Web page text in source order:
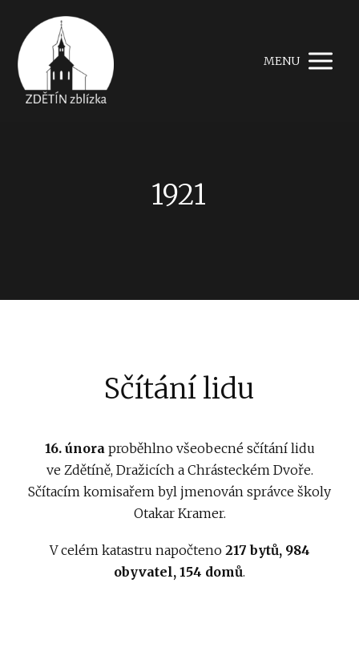
MENU
1921
Sčítání lidu
16. února proběhlno všeobecné sčítání lidu
ve Zdětíně, Dražicích a Chrásteckém Dvoře.
Sčítacím komisařem byl jmenován správce školy
Otakar Kramer.
V celém katastru napočteno 217 bytů, 984
obyvatel, 154 domů.